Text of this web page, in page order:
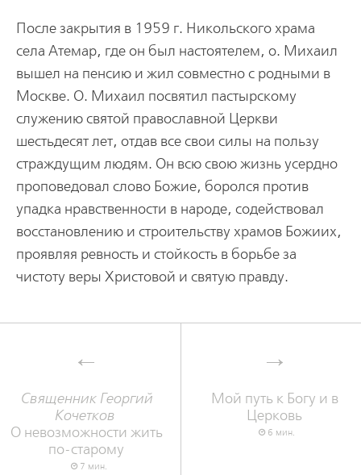
После закрытия в 1959 г. Никольского храма
села Атемар, где он был настоятелем, о. Михаил
вышел на пен­сию и жил совместно с родными в
Москве. О. Михаил посвятил пастырскому
служению святой православной Церкви
шестьдесят лет, отдав все свои силы на пользу
страждущим людям. Он всю свою жизнь усердно
проповедовал слово Божие, боролся против
упадка нравственности в народе, содействовал
восстановлению и строительству храмов Божиих,
проявляя ревность и стойкость в борьбе за
чистоту веры Христовой и святую правду.
Священник Георгий
Кочетков
О невозможности жить
по-старому
7 мин.
Мой путь к Богу и в
Церковь
6 мин.